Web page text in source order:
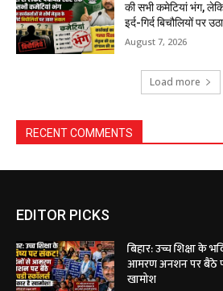
की सभी कमेटियां भंग,
इर्द-गिर्द बिचौलियों पर
August 7, 2026
Load more
RECENT COMMENTS
EDITOR PICKS
बिहार: उच्च शिक्षा के
आमरण अनशन पर बैठे
खामोश